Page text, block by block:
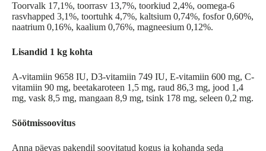
Toorvalk 17,1%, toorrasv 13,7%, toorkiud 2,4%, oomega-6
rasvhapped 3,1%, toortuhk 4,7%, kaltsium 0,74%, fosfor 0,60%,
naatrium 0,16%, kaalium 0,76%, magneesium 0,12%.
Lisandid 1 kg kohta
A-vitamiin 9658 IU, D3-vitamiin 749 IU, E-vitamiin 600 mg, C-
vitamiin 90 mg, beetakaroteen 1,5 mg, raud 86,3 mg, jood 1,4
mg, vask 8,5 mg, mangaan 8,9 mg, tsink 178 mg, seleen 0,2 mg.
Söötmissoovitus
Anna päevas pakendil soovitatud kogus ja kohanda seda